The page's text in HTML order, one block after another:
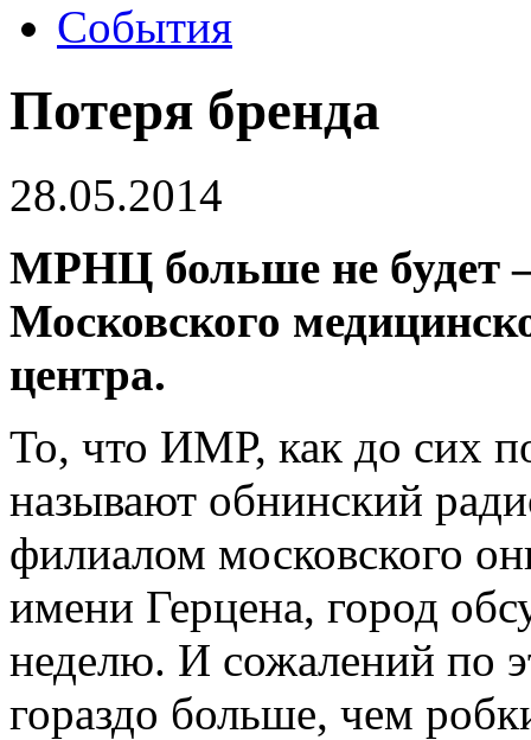
События
Потеря бренда
28.05.2014
МРНЦ больше не будет
Московского
центра.
То, что ИМР, как до сих
называют обнинский
филиалом московского
имени Герцена, город
неделю. И сожалений по
гораздо больше, чем